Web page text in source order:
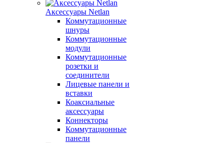
Аксессуары Netlan
Коммутационные
шнуры
Коммутационные
модули
Коммутационные
розетки и
соединители
Лицевые панели и
вставки
Коаксиальные
аксессуары
Коннекторы
Коммутационные
панели